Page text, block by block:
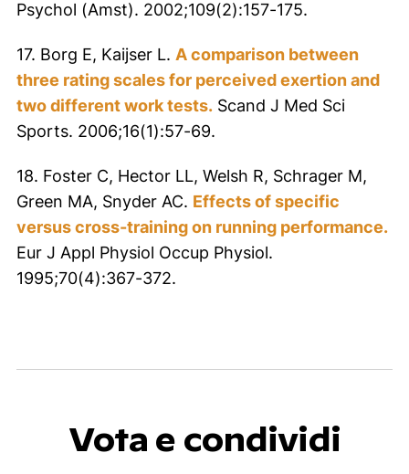
Psychol (Amst). 2002;109(2):157-175.
17. Borg E, Kaijser L. A comparison between
three rating scales for perceived exertion and
two different work tests.Scand J Med Sci
Sports. 2006;16(1):57-69.
18. Foster C, Hector LL, Welsh R, Schrager M,
Green MA, Snyder AC. Effects of specific
versus cross-training on running performance.
Eur J Appl Physiol Occup Physiol.
1995;70(4):367-372.
Vota e condividi